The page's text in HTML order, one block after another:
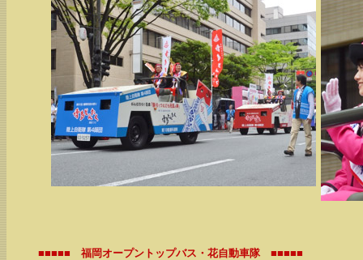
■■■■■ 福岡オープントップバス・花自動車隊 ■■■■■